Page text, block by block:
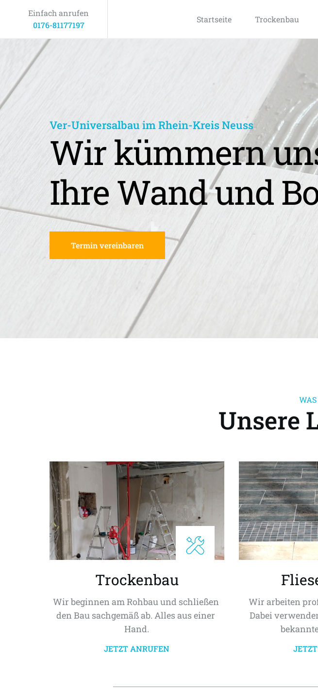
Einfach anrufen
0176-81177197
Startseite Trockenbau
Ver-Universalbau im Rhein-Kreis Neuss
Wir kümmern
Ihre Wand und
Termin vereinbaren
Unsere
Trockenbau
Wir beginnen am Rohbau und schließen
den Bau sachgemäß ab. Alles aus einer
Hand.
JETZT ANRUFEN
Wir arbeiten
Dabei